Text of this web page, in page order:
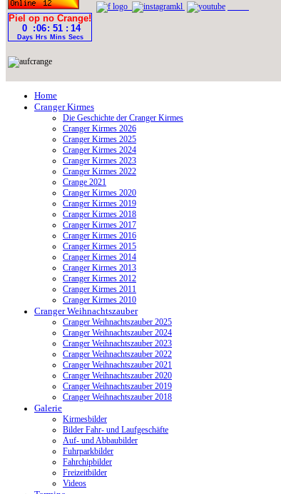
Home
Cranger Kirmes
Die Geschichte der Cranger Kirmes
Cranger Kirmes 2026
Cranger Kirmes 2025
Cranger Kirmes 2024
Cranger Kirmes 2023
Cranger Kirmes 2022
Crange 2021
Cranger Kirmes 2020
Cranger Kirmes 2019
Cranger Kirmes 2018
Cranger Kirmes 2017
Cranger Kirmes 2016
Cranger Kirmes 2015
Cranger Kirmes 2014
Cranger Kirmes 2013
Cranger Kirmes 2012
Cranger Kirmes 2011
Cranger Kirmes 2010
Cranger Weihnachtszauber
Cranger Weihnachtszauber 2025
Cranger Weihnachtszauber 2024
Cranger Weihnachtszauber 2023
Cranger Weihnachtszauber 2022
Cranger Weihnachtszauber 2021
Cranger Weihnachtszauber 2020
Cranger Weihnachtszauber 2019
Cranger Weihnachtszauber 2018
Galerie
Kirmesbilder
Bilder Fahr- und Laufgeschäfte
Auf- und Abbaubilder
Fuhrparkbilder
Fahrchipbilder
Freizeitbilder
Videos